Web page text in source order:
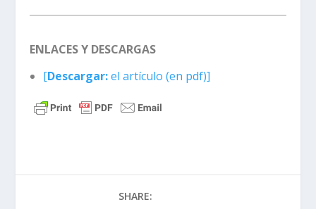
ENLACES Y DESCARGAS
[Descargar:el artículo (en pdf)]
SHARE: